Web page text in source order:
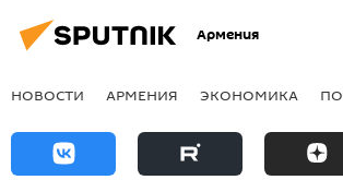
Армения
НОВОСТИ АРМЕНИЯ ЭКОНОМИКА